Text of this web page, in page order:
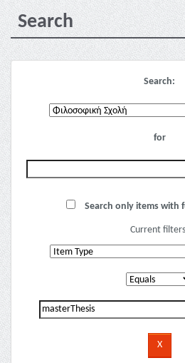
Search
Search:
for
Search only items with
Current